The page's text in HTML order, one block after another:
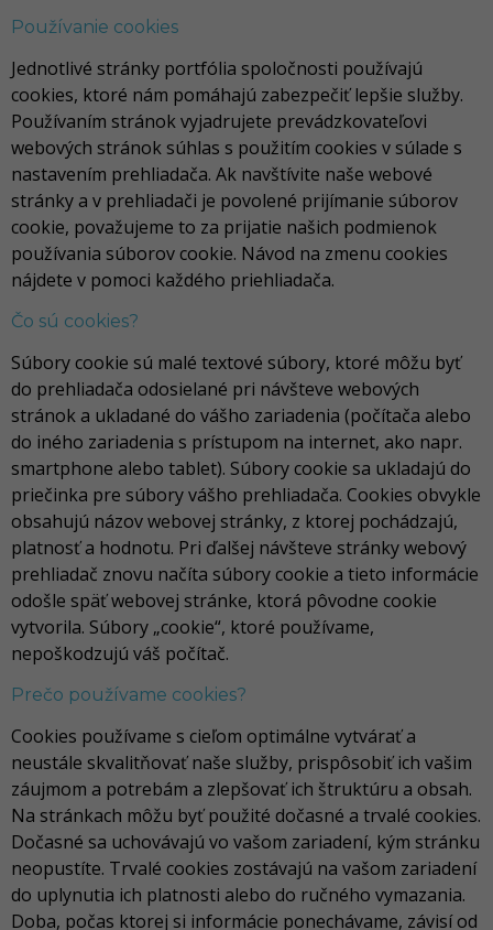
Používanie cookies
Jednotlivé stránky portfólia spoločnosti používajú
cookies, ktoré nám pomáhajú zabezpečiť lepšie služby.
Používaním stránok vyjadrujete prevádzkovateľovi
webových stránok súhlas s použitím cookies v súlade s
nastavením prehliadača. Ak navštívite naše webové
stránky a v prehliadači je povolené prijímanie súborov
cookie, považujeme to za prijatie našich podmienok
používania súborov cookie. Návod na zmenu cookies
nájdete v pomoci každého priehliadača.
Čo sú cookies?
Súbory cookie sú malé textové súbory, ktoré môžu byť
do prehliadača odosielané pri návšteve webových
stránok a ukladané do vášho zariadenia (počítača alebo
do iného zariadenia s prístupom na internet, ako napr.
smartphone alebo tablet). Súbory cookie sa ukladajú do
priečinka pre súbory vášho prehliadača. Cookies obvykle
obsahujú názov webovej stránky, z ktorej pochádzajú,
platnosť a hodnotu. Pri ďalšej návšteve stránky webový
prehliadač znovu načíta súbory cookie a tieto informácie
odošle späť webovej stránke, ktorá pôvodne cookie
vytvorila. Súbory „cookie“, ktoré používame,
nepoškodzujú váš počítač.
Prečo používame cookies?
Cookies používame s cieľom optimálne vytvárať a
neustále skvalitňovať naše služby, prispôsobiť ich vašim
záujmom a potrebám a zlepšovať ich štruktúru a obsah.
Na stránkach môžu byť použité dočasné a trvalé cookies.
Dočasné sa uchovávajú vo vašom zariadení, kým stránku
neopustíte. Trvalé cookies zostávajú na vašom zariadení
do uplynutia ich platnosti alebo do ručného vymazania.
Doba, počas ktorej si informácie ponechávame, závisí od